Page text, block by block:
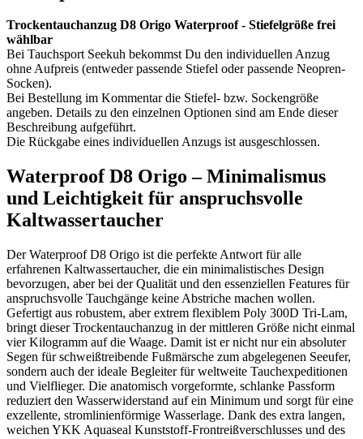
Trockentauchanzug D8 Origo Waterproof - Stiefelgröße frei
wählbar
Bei Tauchsport Seekuh bekommst Du den individuellen Anzug
ohne Aufpreis (entweder passende Stiefel oder passende Neopren-
Socken).
Bei Bestellung im Kommentar die Stiefel- bzw. Sockengröße
angeben. Details zu den einzelnen Optionen sind am Ende dieser
Beschreibung aufgeführt.
Die Rückgabe eines individuellen Anzugs ist ausgeschlossen.
Waterproof D8 Origo – Minimalismus
und Leichtigkeit für anspruchsvolle
Kaltwassertaucher
Der Waterproof D8 Origo ist die perfekte Antwort für alle
erfahrenen Kaltwassertaucher, die ein minimalistisches Design
bevorzugen, aber bei der Qualität und den essenziellen Features für
anspruchsvolle Tauchgänge keine Abstriche machen wollen.
Gefertigt aus robustem, aber extrem flexiblem Poly 300D Tri-Lam,
bringt dieser Trockentauchanzug in der mittleren Größe nicht einmal
vier Kilogramm auf die Waage. Damit ist er nicht nur ein absoluter
Segen für schweißtreibende Fußmärsche zum abgelegenen Seeufer,
sondern auch der ideale Begleiter für weltweite Tauchexpeditionen
und Vielflieger. Die anatomisch vorgeformte, schlanke Passform
reduziert den Wasserwiderstand auf ein Minimum und sorgt für eine
exzellente, stromlinienförmige Wasserlage. Dank des extra langen,
weichen YKK Aquaseal Kunststoff-Frontreißverschlusses und des